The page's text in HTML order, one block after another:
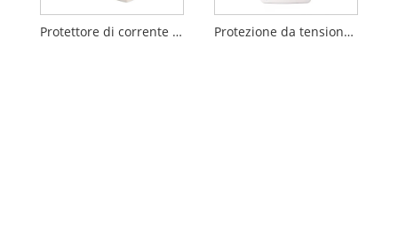
Protettore di corrente trifase da sovratensione Protezione da tensione e corrente a doppio display 2P